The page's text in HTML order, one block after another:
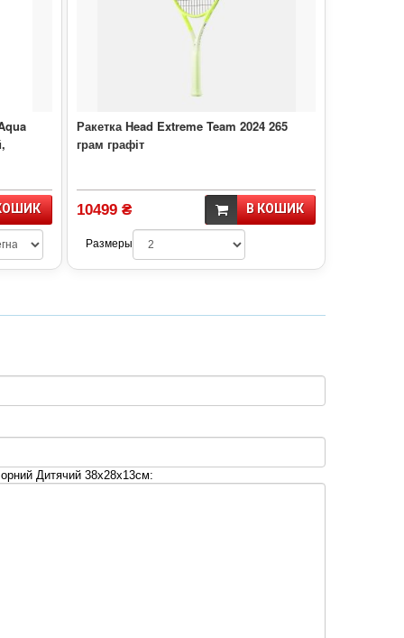
Ракетка Head Extreme Team 2024 265
грам графіт
10499 ₴ В КОШИК
Размеры
Дитячий 38х28х13см: